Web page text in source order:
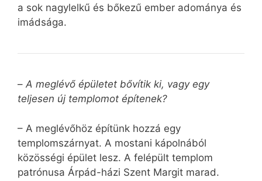
a sok nagylelkű és bőkezű ember adománya és
imádsága.
– A meglévő épületet bővítik ki, vagy egy
teljesen új templomot építenek?
– A meglévőhöz építünk hozzá egy
templomszárnyat. A mostani kápolnából
közösségi épület lesz. A felépült templom
patrónusa Árpád-házi Szent Margit marad.